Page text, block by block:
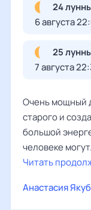
24
6 августа
25
7 августа
Очень мощный
старого и
большой
человеке
Читать
Анастасия